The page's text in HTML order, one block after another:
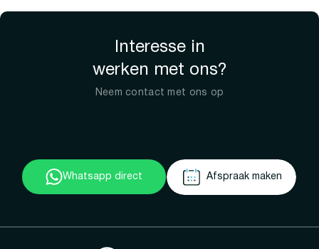
Interesse in
werken met ons?
Neem contact met ons op
Whatsapp direct Afspraak maken